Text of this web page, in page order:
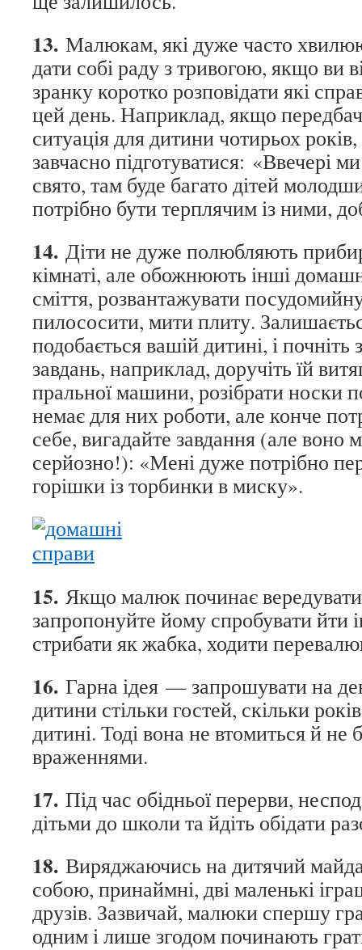
13. Малюкам, які дуже часто
дати собі раду з тривогою, якщо ви
зранку коротко розповідати які
цей день. Наприклад, якщо
ситуація для дитини чотирьох
завчасно підготуватися: «Ввечері
свято, там буде багато дітей
потрібно бути терплячим із ними,
14. Діти не дуже полюбляють
кімнаті, але обожнюють інші
сміття, розвантажувати
пилососити, мити плиту.
подобається вашій дитині, і почніть
завдань, наприклад, доручіть їй
пральної машини, розібрати носки
немає для них роботи, але конче
себе, вигадайте завдання (але воно
серйозно!): «Мені дуже потрібно
горішки із торбинки в миску».
15. Якщо малюк починає вередувати
запропонуйте йому спробувати йти
стрибати як жабка, ходити
16. Гарна ідея — запрошувати на
дитини стільки гостей, скільки
дитині. Тоді вона не втомиться й не
враженнями.
17. Під час обідньої перерви,
дітьми до школи та йдіть обідати
18. Виряджаючись на дитячий
собою, принаймні, дві маленькі
друзів. Зазвичай, малюки спершу
одним і лише згодом починають